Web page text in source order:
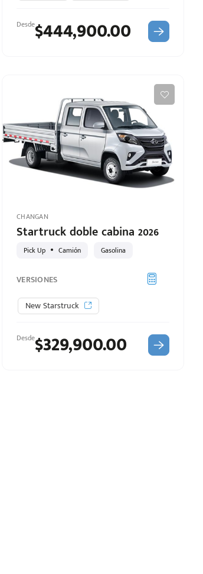
$444,900.00
Desde
Startruck doble cabina 2026
CHANGAN
Pick Up Camión Gasolina
VERSIONES
New Starstruck
$329,900.00
Desde